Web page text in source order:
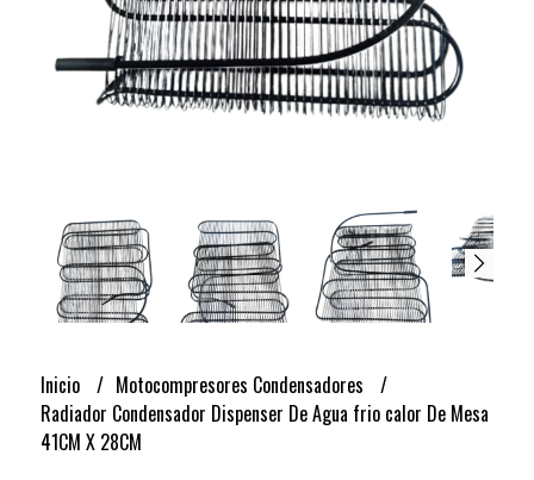
Inicio
Motocompresores Condensadores
Radiador Condensador Dispenser De Agua frio calor De Mesa
41CM X 28CM